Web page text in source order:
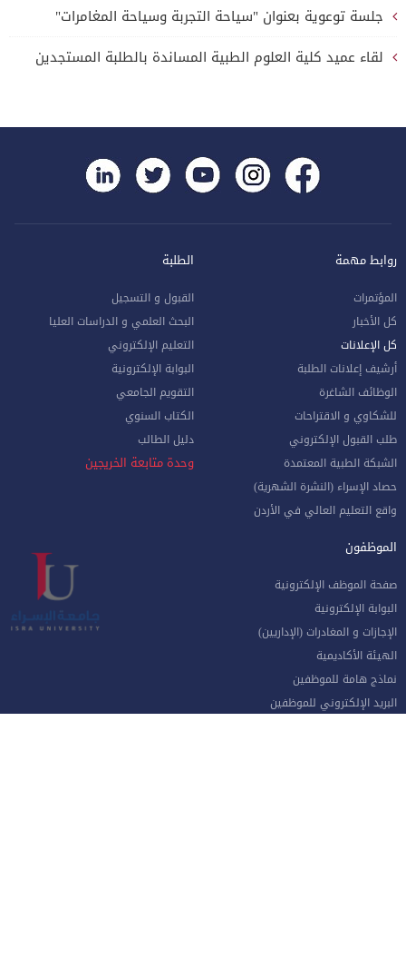
جلسة توعوية بعنوان "سياحة التجربة وسياحة المغامرات"
لقاء عميد كلية العلوم الطبية المساندة بالطلبة المستجدين
روابط مهمة
المؤتمرات
كل الأخبار
كل الإعلانات
أرشيف إعلانات الطلبة
الوظائف الشاغرة
للشكاوي و الاقتراحات
طلب القبول الإلكتروني
الشبكة الطبية المعتمدة
حصاد الإسراء (النشرة الشهرية)
واقع التعليم العالي في الأردن
الطلبة
القبول و التسجيل
البحث العلمي و الدراسات العليا
التعليم الإلكتروني
البوابة الإلكترونية
التقويم الجامعي
الكتاب السنوي
دليل الطالب
وحدة متابعة الخريجين
الموظفون
صفحة الموظف الإلكترونية
البوابة الإلكترونية
الإجازات و المغادرات (الإداريين)
الهيئة الأكاديمية
نماذج هامة للموظفين
البريد الإلكتروني للموظفين